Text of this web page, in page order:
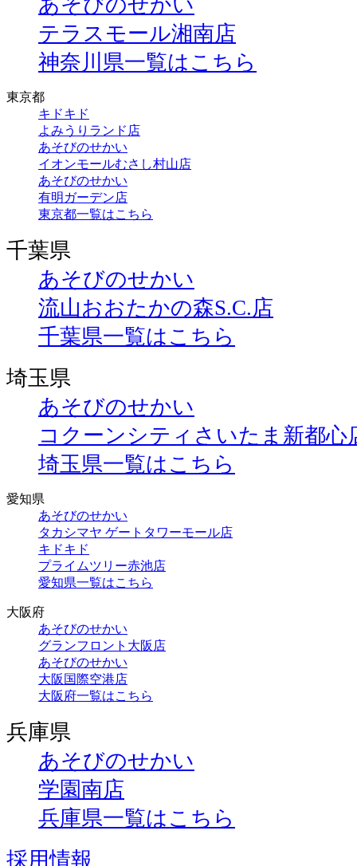
あそびのせかい
テラスモール湘南店
神奈川県一覧はこちら
東京都
キドキド
よみうりランド店
あそびのせかい
イオンモールむさし村山店
あそびのせかい
有明ガーデン店
東京都一覧はこちら
千葉県
あそびのせかい
流山おおたかの森S.C.店
千葉県一覧はこちら
埼玉県
あそびのせかい
コクーンシティさいたま新都心
埼玉県一覧はこちら
愛知県
あそびのせかい
タカシマヤ ゲートタワーモール店
キドキド
プライムツリー赤池店
愛知県一覧はこちら
大阪府
あそびのせかい
グランフロント大阪店
あそびのせかい
大阪国際空港店
大阪府一覧はこちら
兵庫県
あそびのせかい
学園南店
兵庫県一覧はこちら
採用情報